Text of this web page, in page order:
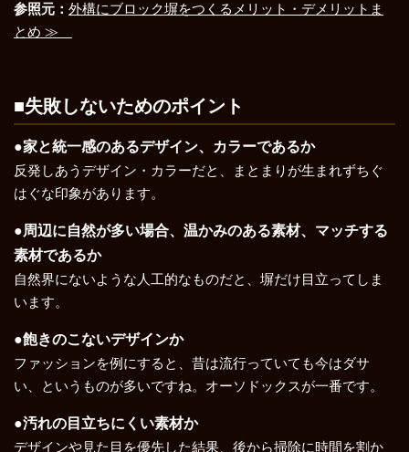
参照元： 外構にブロック塀をつくるメリット・デメリットま
とめ ≫
■失敗しないためのポイント
●家と統一感のあるデザイン、カラーであるか
反発しあうデザイン・カラーだと、まとまりが生まれずちぐ
はぐな印象があります。
●周辺に自然が多い場合、温かみのある素材、マッチする
素材であるか
自然界にないような人工的なものだと、塀だけ目立ってしま
います。
●飽きのこないデザインか
ファッションを例にすると、昔は流行っていても今はダサ
い、というものが多いですね。オーソドックスが一番です。
●汚れの目立ちにくい素材か
デザインや見た目を優先した結果、後から掃除に時間を割か